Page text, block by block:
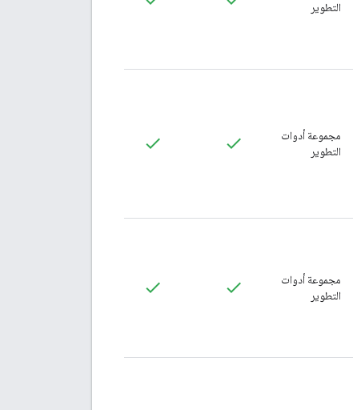
التطوير
مجموعة أدوات
التطوير
مجموعة أدوات
التطوير